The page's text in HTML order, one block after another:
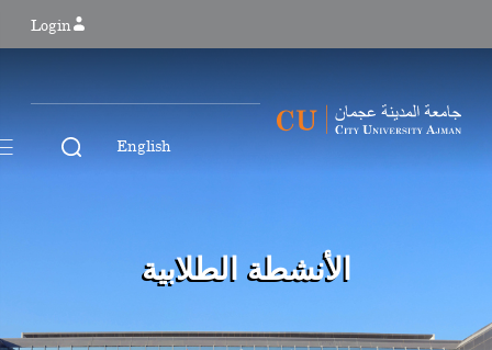
Login
English
الأنشطة الطلابية